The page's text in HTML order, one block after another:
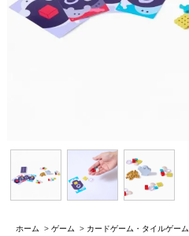
ホーム > ゲーム > カードゲーム・タイルゲーム